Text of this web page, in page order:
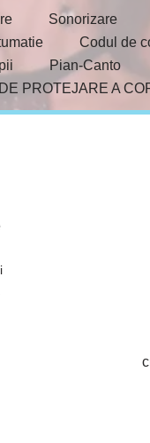
Sonorizare
Codul de
Pian-Canto
PROTEJARE A